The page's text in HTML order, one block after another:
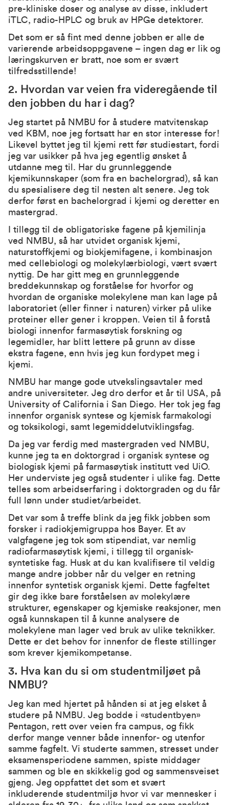
pre-kliniske doser og analyse av disse, inkludert
iTLC, radio-HPLC og bruk av HPGe detektorer.
Det som er så fint med denne jobben er alle de
varierende arbeidsoppgavene – ingen dag er lik og
læringskurven er bratt, noe som er svært
tilfredsstillende!
2. Hvordan var veien fra videregående til
den jobben du har i dag?
Jeg startet på NMBU for å studere matvitenskap
ved KBM, noe jeg fortsatt har en stor interesse for!
Likevel byttet jeg til kjemi rett før studiestart, fordi
jeg var usikker på hva jeg egentlig ønsket å
utdanne meg til. Har du grunnleggende
kjemikunnskaper (som fra en bachelorgrad), så kan
du spesialisere deg til nesten alt senere. Jeg tok
derfor først en bachelorgrad i kjemi og deretter en
mastergrad.
I tillegg til de obligatoriske fagene på kjemilinja
ved NMBU, så har utvidet organisk kjemi,
naturstoffkjemi og biokjemifagene, i kombinasjon
med cellebiologi og molekylærbiologi, vært svært
nyttig. De har gitt meg en grunnleggende
breddekunnskap og forståelse for hvorfor og
hvordan de organiske molekylene man kan lage på
laboratoriet (eller finner i naturen) virker på ulike
proteiner eller gener i kroppen. Veien til å forstå
biologi innenfor farmasøytisk forskning og
legemidler, har blitt lettere på grunn av disse
ekstra fagene, enn hvis jeg kun fordypet meg i
kjemi.
NMBU har mange gode utvekslingsavtaler med
andre universiteter. Jeg dro derfor et år til USA, på
University of California i San Diego. Her tok jeg fag
innenfor organisk syntese og kjemisk farmakologi
og toksikologi, samt legemiddelutviklingsfag.
Da jeg var ferdig med mastergraden ved NMBU,
kunne jeg ta en doktorgrad i organisk syntese og
biologisk kjemi på farmasøytisk institutt ved UiO.
Her underviste jeg også studenter i ulike fag. Dette
telles som arbeidserfaring i doktorgraden og du får
full lønn under studiet/arbeidet.
Det var som å treffe blink da jeg fikk jobben som
forsker i radiokjemigruppa hos Bayer. Et av
valgfagene jeg tok som stipendiat, var nemlig
radiofarmasøytisk kjemi, i tillegg til organisk-
syntetiske fag. Husk at du kan kvalifisere til veldig
mange andre jobber når du velger en retning
innenfor syntetisk organisk kjemi. Dette fagfeltet
gir deg ikke bare forståelsen av molekylære
strukturer, egenskaper og kjemiske reaksjoner, men
også kunnskapen til å kunne analysere de
molekylene man lager ved bruk av ulike teknikker.
Dette er det behov for innenfor de fleste stillinger
som krever kjemikompetanse.
3. Hva kan du si om studentmiljøet på
NMBU?
Jeg kan med hjertet på hånden si at jeg elsket å
studere på NMBU. Jeg bodde i «studentbyen»
Pentagon, rett over veien fra campus, og fikk
derfor mange venner både innenfor- og utenfor
samme fagfelt. Vi studerte sammen, stresset under
eksamensperiodene sammen, spiste middager
sammen og ble en skikkelig god og sammensveiset
gjeng. Jeg oppfattet det som et svært
inkluderende studentmiljø hvor vi var mennesker i